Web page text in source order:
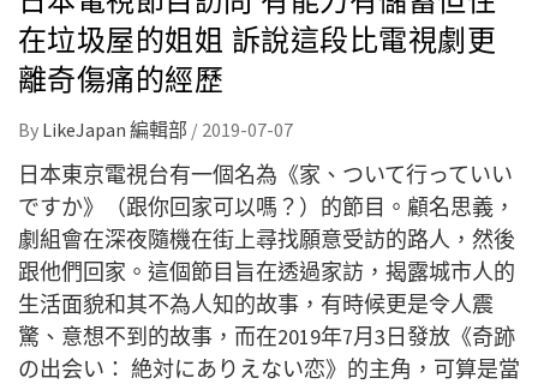
在垃圾屋的姐姐 訴說這段比電視劇更
離奇傷痛的經歷
By LikeJapan 編輯部 / 2019-07-07
日本東京電視台有一個名為《家、ついて行っていい
ですか》（跟你回家可以嗎？）的節目。顧名思義，
劇組會在深夜隨機在街上尋找願意受訪的路人，然後
跟他們回家。這個節目旨在透過家訪，揭露城市人的
生活面貌和其不為人知的故事，有時候更是令人震
驚、意想不到的故事，而在2019年7月3日發放《奇跡
の出会い： 絶対にありえない恋》的主角，可算是當